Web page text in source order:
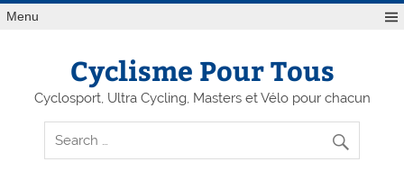
Menu
Cyclisme Pour Tous
Cyclosport, Ultra Cycling, Masters et Vélo pour chacun